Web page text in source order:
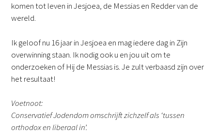
komen tot leven in Jesjoea, de Messias en Redder van de
wereld.
Ik geloof nu 16 jaar in Jesjoea en mag iedere dag in Zijn
overwinning staan. Ik nodig ook u en jou uit om te
onderzoeken of Hij de Messias is. Je zult verbaasd zijn over
het resultaat!
Voetnoot:
Conservatief Jodendom omschrijft zichzelf als ‘tussen
orthodox en liberaal in’.